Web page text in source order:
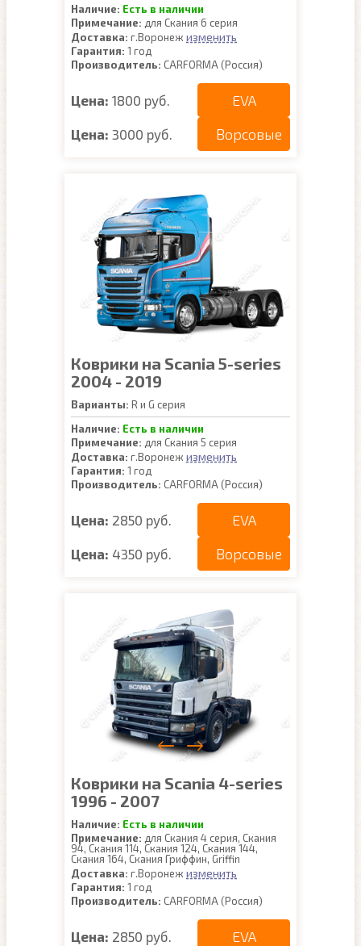
Наличие: Есть в наличии
Примечание: для Скания 6 серия
Доставка: г.Воронеж изменить
Гарантия: 1 год
Производитель: CARFORMA (Россия)
Цена: 1800 руб. EVA
Цена: 3000 руб. Ворсовые
Коврики на Scania 5-series
2004 - 2019
Варианты: R и G серия
Наличие: Есть в наличии
Примечание: для Скания 5 серия
Доставка: г.Воронеж изменить
Гарантия: 1 год
Производитель: CARFORMA (Россия)
Цена: 2850 руб. EVA
Цена: 4350 руб. Ворсовые
Коврики на Scania 4-series
1996 - 2007
Наличие: Есть в наличии
Примечание: для Скания 4 серия, Скания
94, Скания 114, Скания 124, Скания 144,
Скания 164, Скания Гриффин, Griffin
Доставка: г.Воронеж изменить
Гарантия: 1 год
Производитель: CARFORMA (Россия)
Цена: 2850 руб. EVA